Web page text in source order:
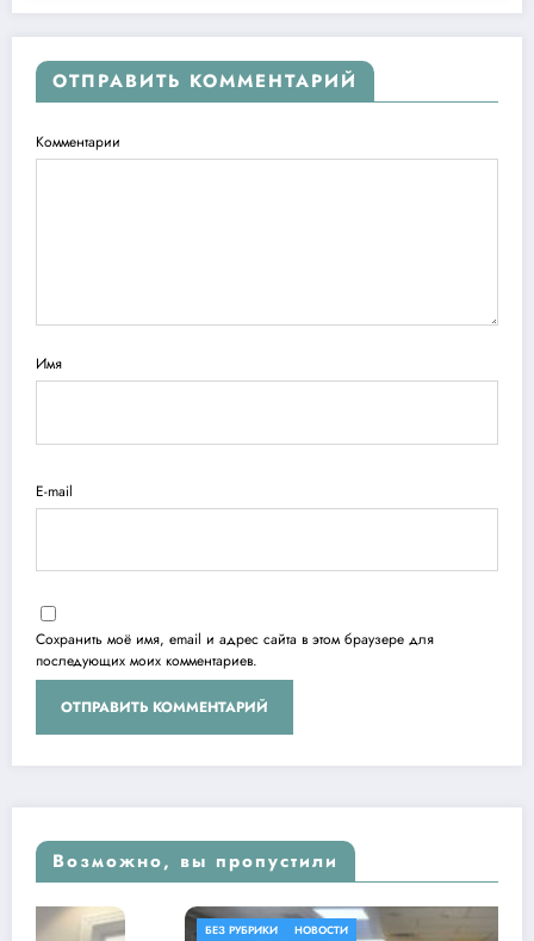
ОТПРАВИТЬ КОММЕНТАРИЙ
Комментарии
Имя
E-mail
Сохранить моё имя, email и адрес сайта в этом браузере для
последующих моих комментариев.
Возможно, вы пропустили
БЕЗ РУБРИКИ НОВОСТИ